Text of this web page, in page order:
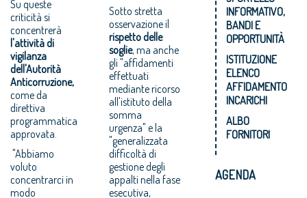
Su queste
criticità si
concentrerà
l'attività di
vigilanza
dell'Autorità
Anticorruzione,
come da
direttiva
programmatica
approvata.
"Abbiamo
voluto
concentrarci in
modo
Sotto stretta
osservazione il
rispetto delle
soglie, ma anche
gli "affidamenti
effettuati
mediante ricorso
all'istituto della
somma
urgenza" e la
"generalizzata
difficoltà di
gestione degli
appalti nella fase
esecutiva,
INFORMATIVO,
BANDI E
OPPORTUNITÀ
ISTITUZIONE
ELENCO
AFFIDAMENTO
INCARICHI
ALBO
FORNITORI
AGENDA